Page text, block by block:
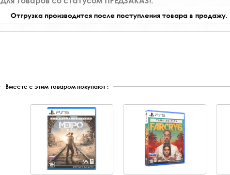
Отгрузка производится после поступления товара в продажу.
Вместе с этим товаром покупают :